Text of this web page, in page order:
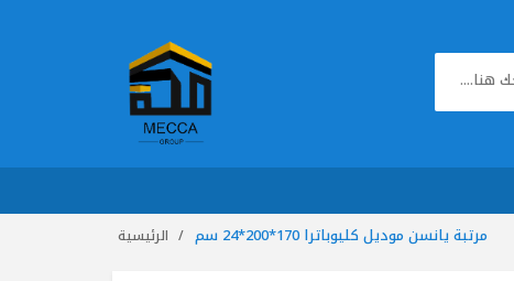
الرئيسية مرتبة يانسن موديل كليوباترا 170*200*24 سم